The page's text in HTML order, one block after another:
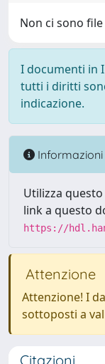
Non ci sono
I documenti in
tutti i diritti
indicazione.
Informazioni
Utilizza
link a questo
https://
Attenzione
Attenzione! I
sottoposti a
Citazioni